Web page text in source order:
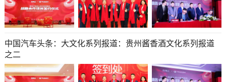
中国汽车头条：大文化系列报道：贵州酱香酒文化系列报道
之二